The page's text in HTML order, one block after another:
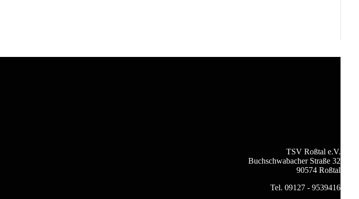
TSV Roßtal e.V.
Buchschwabacher Straße 32
90574 Roßtal
Tel. 09127 - 9539416